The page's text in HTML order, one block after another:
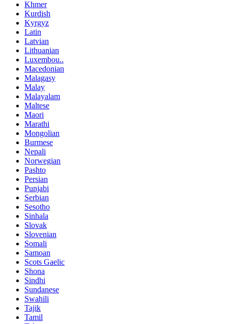
Khmer
Kurdish
Kyrgyz
Latin
Latvian
Lithuanian
Luxembou..
Macedonian
Malagasy
Malay
Malayalam
Maltese
Maori
Marathi
Mongolian
Burmese
Nepali
Norwegian
Pashto
Persian
Punjabi
Serbian
Sesotho
Sinhala
Slovak
Slovenian
Somali
Samoan
Scots Gaelic
Shona
Sindhi
Sundanese
Swahili
Tajik
Tamil